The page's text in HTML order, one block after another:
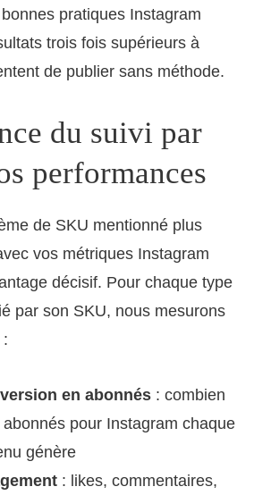
pratiques Instagram
trois fois supérieurs à
de publier sans méthode.
du suivi par
performances
de SKU mentionné plus
vos métriques Instagram
décisif. Pour chaque type
par son SKU, nous mesurons
en abonnés : combien
pour Instagram chaque
génère
: likes, commentaires,